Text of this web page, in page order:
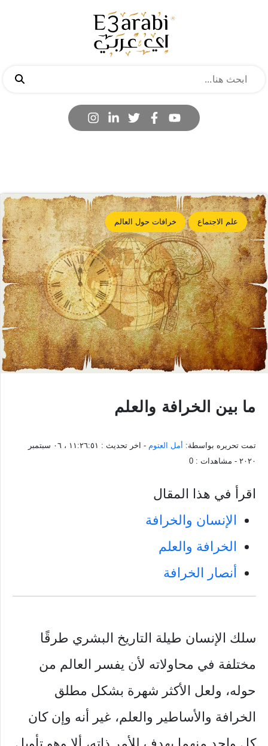
علم الاجتماع خرافات حول العالم
ما بين الخرافة والعلم
تمت تحريره بواسطة: أمل العتوم - اخر تحديث :
١١:٢٦:٥١ ، ٠٦ سبتمبر
٢٠٢٠ - مشاهدات : 0
اقرأ في هذا المقال
الإنسان والخرافة
الخرافة والعلم
أنصار الخرافة
سلك الإنسان طيلة التاريخ البشري طرقًا
مختلفة في محاولاته لأن يفسر العالم من
حوله، ولعل الأكثر شهرة بشكل مطلق
الخرافة والأساطير والعلم، غير أنه وإن كان